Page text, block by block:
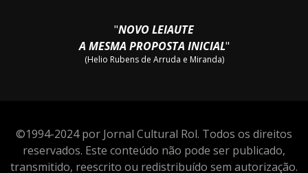
"NOVO LEIAUTE
A MESMA PROPOSTA INICIAL"
(Helio Rubens de Arruda e Miranda)
©1994-2024 por Jornal Cultural Rol. Todos os direitos
reservados. Este conteúdo não pode ser publicado,
transmitido, reescrito ou redistribuído sem autorização.